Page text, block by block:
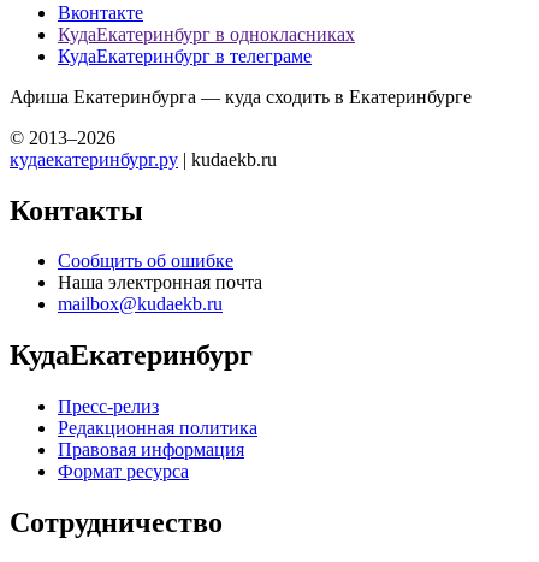
Вконтакте
КудаЕкатеринбург в однокласниках
КудаЕкатеринбург в телеграме
Афиша Екатеринбурга — куда сходить в Екатеринбурге
© 2013–2026
кудаекатеринбург.ру | kudaekb.ru
Контакты
Сообщить об ошибке
Наша электронная почта
mailbox@kudaekb.ru
КудаЕкатеринбург
Пресс-релиз
Редакционная политика
Правовая информация
Формат ресурса
Сотрудничество